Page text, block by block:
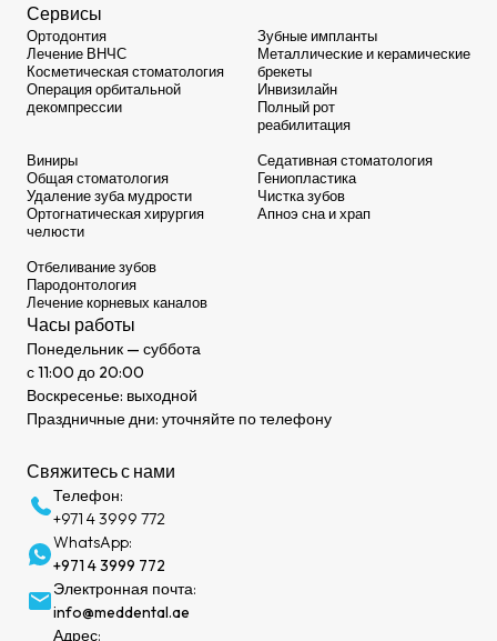
Сервисы
Ортодонтия
Лечение ВНЧС
Косметическая стоматология
Операция орбитальной
декомпрессии
Зубные импланты
Металлические и керамические
брекеты
Инвизилайн
Полный рот
реабилитация
Виниры
Общая стоматология
Удаление зуба мудрости
Ортогнатическая хирургия
челюсти
Седативная стоматология
Гениопластика
Чистка зубов
Апноэ сна и храп
Отбеливание зубов
Пародонтология
Лечение корневых каналов
Часы работы
Понедельник — суббота
с 11:00 до 20:00
Воскресенье: выходной
Праздничные дни: уточняйте по телефону
Свяжитесь с нами
Телефон:
+971 4 3999 772
WhatsApp:
+971 4 3999 772
Электронная почта:
info@meddental.ae
Адрес: